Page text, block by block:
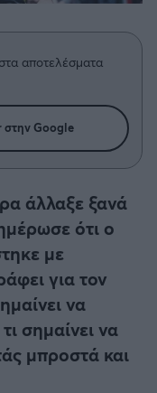
αποτελέσματα
Google
άλλαξε ξανά
ότι ο
με
για τον
να
σημαίνει να
μπροστά και